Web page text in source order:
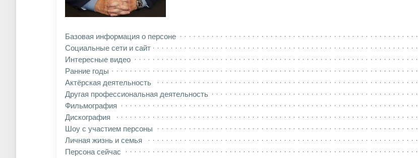
Базовая информация о персоне
Социальные сети и сайт
Интересные видео
Ранние годы
Актёрская деятельность
Другая профессиональная деятельность
Фильмография
Дискография
Шоу с участием персоны
Личная жизнь и семья
Персона сейчас